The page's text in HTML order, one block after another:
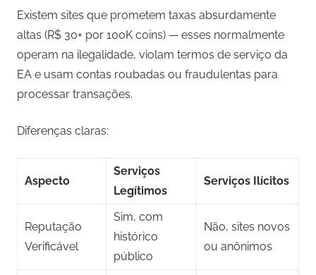
Existem sites que prometem taxas absurdamente
altas (R$ 30+ por 100K coins) — esses normalmente
operam na ilegalidade, violam termos de serviço da
EA e usam contas roubadas ou fraudulentas para
processar transações.
Diferenças claras:
Aspecto
Serviços
Legítimos
Serviços Ilícitos
Reputação
Verificável
Sim, com
histórico
público
Não, sites novos
ou anônimos